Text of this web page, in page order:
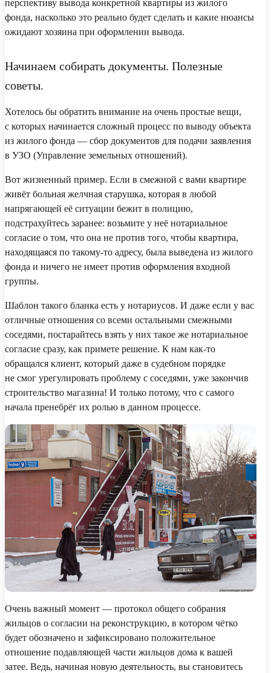
перспективу вывода конкретной квартиры из жилого
фонда, насколько это реально будет сделать и какие нюансы
ожидают хозяина при оформлении вывода.
Начинаем собирать документы. Полезные
советы.
Хотелось бы обратить внимание на очень простые вещи,
с которых начинается сложный процесс по выводу объекта
из жилого фонда — сбор документов для подачи заявления
в УЗО (Управление земельных отношений).
Вот жизненный пример. Если в смежной с вами квартире
живёт больная желчная старушка, которая в любой
напрягающей её ситуации бежит в полицию,
подстрахуйтесь заранее: возьмите у неё нотариальное
согласие о том, что она не против того, чтобы квартира,
находящаяся по такому-то адресу, была выведена из жилого
фонда и ничего не имеет против оформления входной
группы.
Шаблон такого бланка есть у нотариусов. И даже если у вас
отличные отношения со всеми остальными смежными
соседями, постарайтесь взять у них такое же нотариальное
согласие сразу, как примете решение. К нам как-то
обращался клиент, который даже в судебном порядке
не смог урегулировать проблему с соседями, уже закончив
строительство магазина! И только потому, что с самого
начала пренебрёг их ролью в данном процессе.
Очень важный момент — протокол общего собрания
жильцов о согласии на реконструкцию, в котором чётко
будет обозначено и зафиксировано положительное
отношение подавляющей части жильцов дома к вашей
затее. Ведь, начиная новую деятельность, вы становитесь